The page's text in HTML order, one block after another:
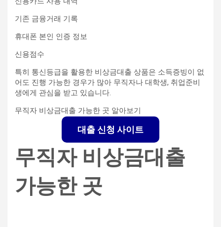
기존 금융거래 기록
휴대폰 본인 인증 정보
신용점수
특히 통신등급을 활용한 비상금대출 상품은 소득증빙이 없
어도 진행 가능한 경우가 많아 무직자나 대학생, 취업준비
생에게 관심을 받고 있습니다.
무직자 비상금대출 가능한 곳 알아보기
대출 신청 사이트
무직자 비상금대출
가능한 곳